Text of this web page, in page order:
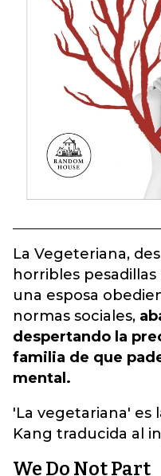
La Vegeteriana,
horribles
una esposa
normas sociales,
despertando la
familia de que
mental.
'La vegetariana' es
Kang traducida al
We Do Not Part